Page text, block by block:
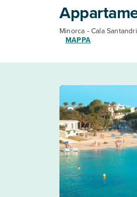
Minorca - Cala
MAPPA